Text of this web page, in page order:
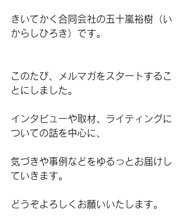
きいてかく合同会社の五十嵐裕樹（い
からしひろき）です。
このたび、メルマガをスタートするこ
とにしました。
インタビューや取材、ライティングに
ついての話を中心に、
気づきや事例などをゆるっとお届けし
ていきます。
どうぞよろしくお願いいたします。